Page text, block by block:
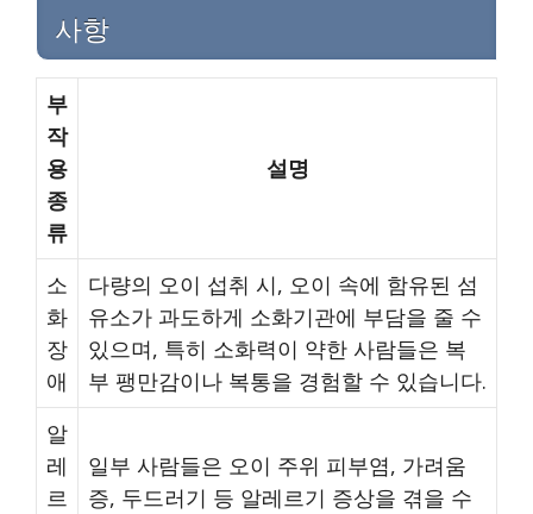
사항
부
작
용
종
류
설명
소
화
장
애
다량의 오이 섭취 시, 오이 속에 함유된 섬
유소가 과도하게 소화기관에 부담을 줄 수
있으며, 특히 소화력이 약한 사람들은 복
부 팽만감이나 복통을 경험할 수 있습니다.
알
레
르
일부 사람들은 오이 주위 피부염, 가려움
증, 두드러기 등 알레르기 증상을 겪을 수